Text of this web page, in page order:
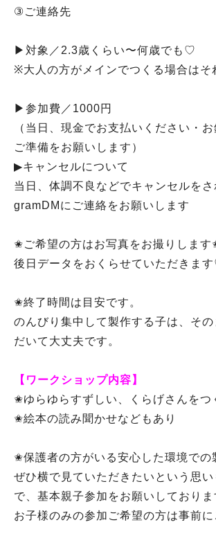
③ご連絡先
▶︎対象／2.3歳くらい〜何歳でも♡
※大人の方がメインでつくる場合はそ
▶︎参加費／1000円
（当日、現金でお支払いください・
ご準備をお願いします）
▶︎キャンセルについて
当日、体調不良などでキャンセルを
gramDMにご連絡をお願いします
✬ご希望の方はお写真をお撮りします
後日データをおくらせていただきま
✬終了時間は目安です。
のんびり集中して製作する子は、そ
だいて大丈夫です。
【ワークショップ内容】
✬ゆらゆらすずしい、くらげさんをつ
✬絵本の読み聞かせなどもあり
✬保護者の方がいる安心した環境での
ぜひ横で見ていただきたいという思
で、基本親子参加をお願いしておりま
お子様のみの参加ご希望の方は事前